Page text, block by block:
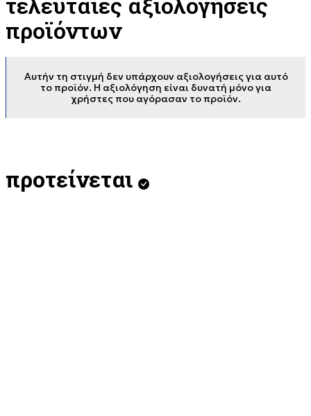
προϊόντων
Αυτήν τη στιγμή δεν υπάρχουν αξιολογήσεις για αυτό
το προϊόν. Η αξιολόγηση είναι δυνατή μόνο για
χρήστες που αγόρασαν το προϊόν.
προτείνεται